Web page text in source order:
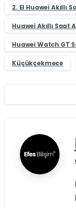
2. El Huawei Akıllı
Huawei Akıllı Saat
Huawei Watch GT
Küçükçekmece